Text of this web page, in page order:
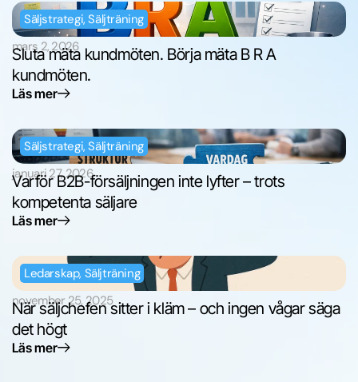
Säljstrategi,Säljträning
mars 2, 2026
Sluta mäta kundmöten. Börja mäta B R A
kundmöten.
Läs mer
Säljstrategi,Säljträning
januari 27, 2026
Varför B2B-försäljningen inte lyfter – trots
kompetenta säljare
Läs mer
Ledarskap, Säljträning
november 25, 2025
När säljchefen sitter i kläm – och ingen vågar säga
det högt
Läs mer